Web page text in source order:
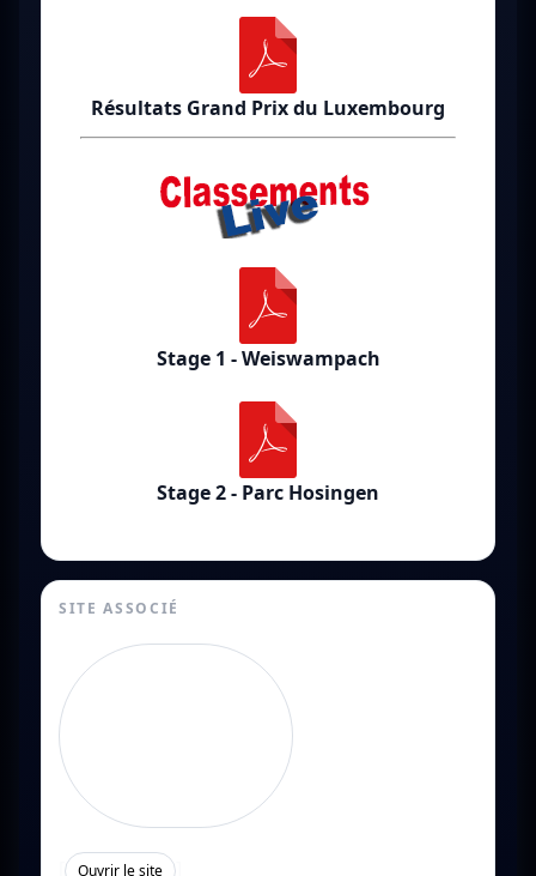
Résultats Grand Prix du Luxembourg
Stage 1 - Weiswampach
Stage 2 - Parc Hosingen
SITE ASSOCIÉ
Ouvrir le site